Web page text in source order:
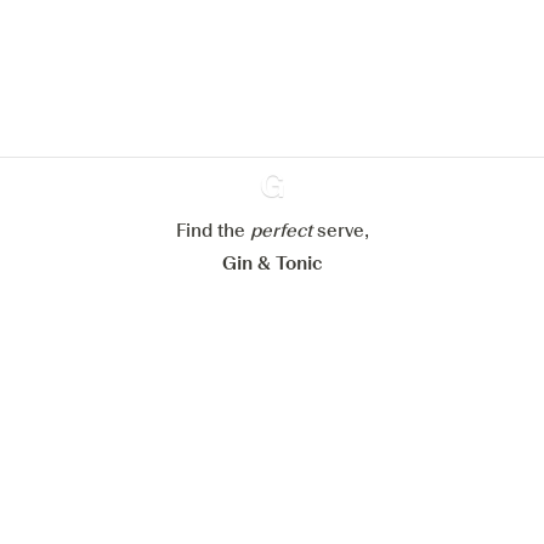
Ginventory
Find the perfectserve,
Gin & Tonic
Paramétrer mes cookies
Refuser tout Accepter tout